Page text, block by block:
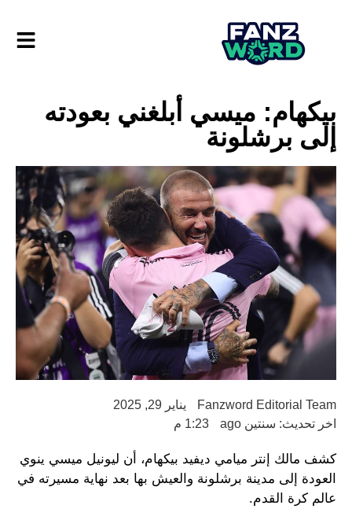
بيكهام: ميسي أبلغني بعودته
إلى برشلونة
Fanzword Editorial Team
يناير 29, 2025
اخر تحديث: سنتين ago
1:23 م
كشف مالك إنتر ميامي ديفيد بيكهام، أن ليونيل ميسي ينوي
العودة إلى مدينة برشلونة والعيش بها بعد نهاية مسيرته في
عالم كرة القدم.